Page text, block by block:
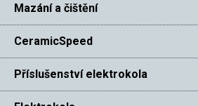
Mazání a čištění
CeramicSpeed
Příslušenství elektrokola